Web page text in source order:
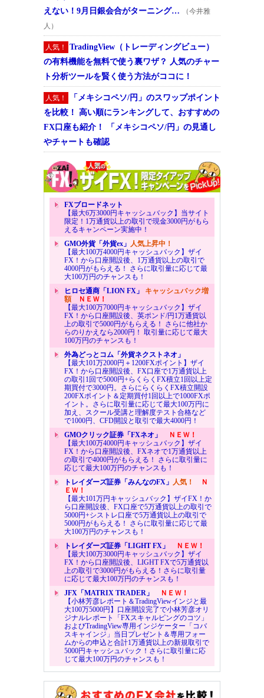
えない！9月日銀会合がターニング…
（今井雅
人）
人気！
TradingView（トレーディングビュー）
の有料機能を無料で使う裏ワザ？ 人気のチャー
ト分析ツールを賢く使う方法がココに！
人気！
「メキシコペソ/円」のスワップポイント
を比較！ 高い順にランキングして、おすすめの
FX口座も紹介！ 「メキシコペソ/円」の見通し
やチャートも確認
FXブロードネット
【最大6万3000円キャッシュバック】当サイト
限定！1万通貨以上の取引で現金3000円がもら
えるキャンペーン実施中！
GMO外貨「外貨ex」 人気上昇中！
【最大100万4000円キャッシュバック】ザイ
FX！から口座開設後、1万通貨以上の取引で
4000円がもらえる！ さらに取引量に応じて最
大100万円のチャンスも！
ヒロセ通商「LION FX」 キャッシュバック増
額ＮＥＷ！
【最大100万7000円キャッシュバック】ザイ
FX！から口座開設後、英ポンド/円1万通貨以
上の取引で5000円がもらえる！ さらに他社か
らのりかえなら2000円！ 取引量に応じて最大
100万円のチャンスも！
外為どっとコム「外貨ネクストネオ」
【最大101万2000円＋1200FXポイント】ザイ
FX！から口座開設後、FX口座で1万通貨以上
の取引1回で5000円+らくらくFX積立1回以上定
期買付で3000円。さらにらくらくFX積立開設
200FXポイント＆定期買付1回以上で1000FXポ
イント。さらに取引量に応じて最大100万円に
加え、スクール受講と理解度テスト合格など
で1000円、CFD開設と取引で最大4000円！
GMOクリック証券「FXネオ」
ＮＥＷ！
【最大100万4000円キャッシュバック】ザイ
FX！から口座開設後、FXネオで1万通貨以上
の取引で4000円がもらえる！ さらに取引量に
応じて最大100万円のチャンスも！
トレイダーズ証券「みんなのFX」 人気！
Ｎ
ＥＷ！
【最大101万円キャッシュバック】ザイFX！か
ら口座開設後、FX口座で5万通貨以上の取引で
5000円+シストレ口座で5万通貨以上の取引で
5000円がもらえる！ さらに取引量に応じて最
大100万円のチャンスも！
トレイダーズ証券「LIGHT FX」
ＮＥＷ！
【最大100万3000円キャッシュバック】ザイ
FX！から口座開設後、LIGHT FXで5万通貨以
上の取引で3000円がもらえる！さらに取引量
に応じて最大100万円のチャンスも！
JFX「MATRIX TRADER」
ＮＥＷ！
【小林芳彦レポート＆TradingViewインジと最
大100万5000円】口座開設完了で小林芳彦オリ
ジナルレポート「FXスキャルピングのコツ」
およびTradingView専用インジケーター「コバ
スキャインジ」当日プレゼント＆専用フォー
ムからの申込と合計1万通貨以上の新規取引で
5000円キャッシュバック！さらに取引量に応
じて最大100万円のチャンスも！